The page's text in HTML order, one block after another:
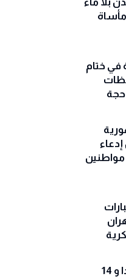
بلا ماء
في ختام
إدعاء
الصحة اللبنانية: 13 شهيدا و 14